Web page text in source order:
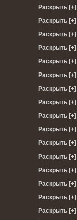
Раскрыть [+]
Раскрыть [+]
Раскрыть [+]
Раскрыть [+]
Раскрыть [+]
Раскрыть [+]
Раскрыть [+]
Раскрыть [+]
Раскрыть [+]
Раскрыть [+]
Раскрыть [+]
Раскрыть [+]
Раскрыть [+]
Раскрыть [+]
Раскрыть [+]
Раскрыть [+]